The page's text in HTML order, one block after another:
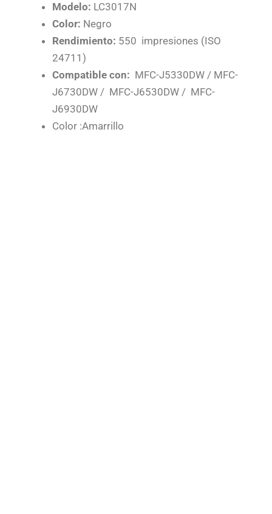
Modelo: LC3017N
Color: Negro
Rendimiento: 550 impresiones (ISO
24711)
Compatible con: MFC-J5330DW / MFC-
J6730DW / MFC-J6530DW / MFC-
J6930DW
Color :Amarrillo